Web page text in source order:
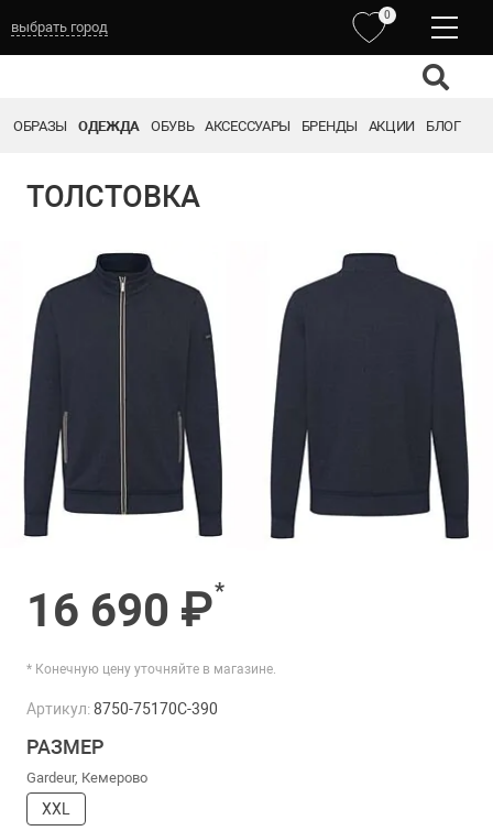
выбрать город
0
ОБРАЗЫ ОДЕЖДА ОБУВЬ АКСЕССУАРЫ БРЕНДЫ АКЦИИ БЛОГ
ТОЛСТОВКА
16 690 ₽*
* Конечную цену уточняйте в магазине.
Артикул:8750-75170C-390
РАЗМЕР
Gardeur, Кемерово
XXL